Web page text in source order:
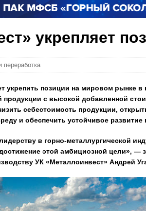
укрепляет
переработка
укрепить позиции на мировом рынке
продукции с высокой добавленной
себестоимость продукции,
и обеспечить устойчивое развитие
в горно-металлургической
этой амбициозной цели», —
УК «Металлоинвест» Андрей